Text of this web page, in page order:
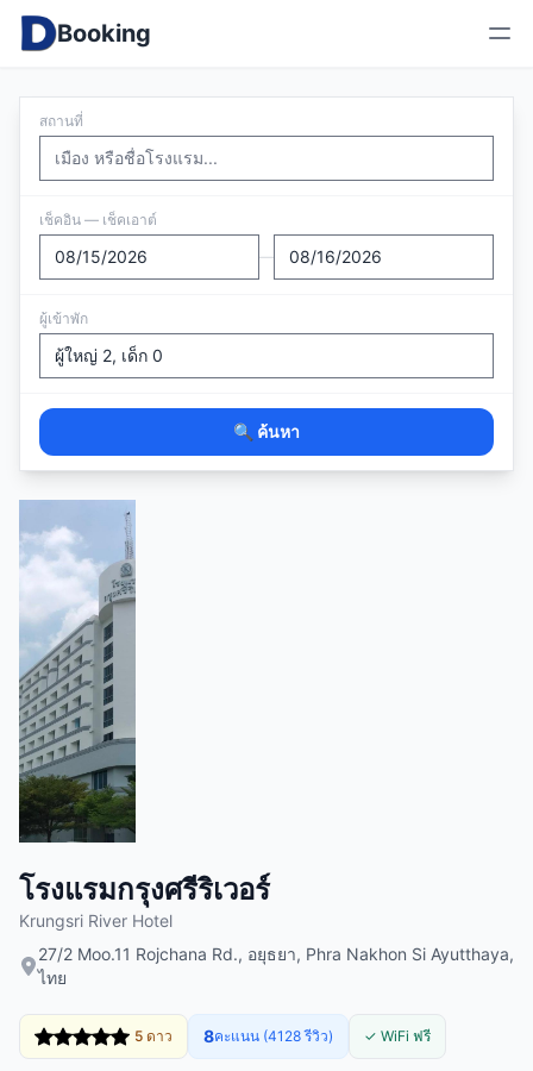
Booking
สถานที่
เช็คอิน — เช็คเอาต์
—
ผู้เข้าพัก
🔍 ค้นหา
โรงแรมกรุงศรีริเวอร์
Krungsri River Hotel
27/2 Moo.11 Rojchana Rd., อยุธยา, Phra Nakhon Si Ayutthaya,
ไทย
5 ดาว 8คะแนน (4128 รีวิว) ✓ WiFi ฟรี